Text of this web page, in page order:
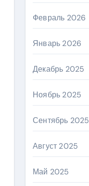
Февраль 2026
Январь 2026
Декабрь 2025
Ноябрь 2025
Сентябрь 2025
Август 2025
Май 2025